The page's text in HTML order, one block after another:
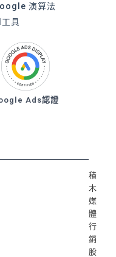
演算法
具
Ads認證
積
木
媒
體
行
銷
股